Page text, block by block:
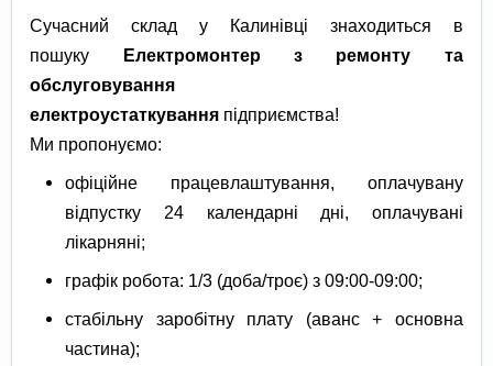
Сучасний склад у Калинівці знаходиться в
пошуку Електромонтер з ремонту та
обслуговування
електроустаткування підприємства!
Ми пропонуємо:
офіційне працевлаштування, оплачувану
відпустку 24 календарні дні, оплачувані
лікарняні;
графік робота: 1/3 (доба/троє) з 09:00-09:00;
стабільну заробітну плату (аванс + основна
частина);